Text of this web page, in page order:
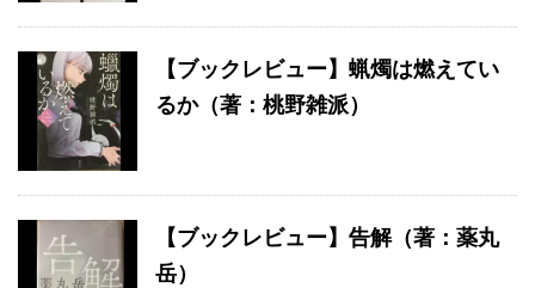
【ブックレビュー】蝋燭は燃えてい
るか（著：桃野雑派）
【ブックレビュー】告解（著：薬丸
岳）